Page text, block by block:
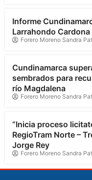
Informe
Larrahondo Cardona
Forero Moreno Sandra
Cundinamarca
Cundinamarca
sembrados para
río Magdalena
Forero Moreno Sandra
Cundinamarca
“Inicia proceso
RegioTram Norte –
Jorge Rey
Forero Moreno Sandra